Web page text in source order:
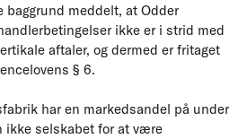
baggrund meddelt, at Odder
ikke er i strid med
aftaler, og dermed er fritaget
§ 6.
har en markedsandel på under
ikke selskabet for at være